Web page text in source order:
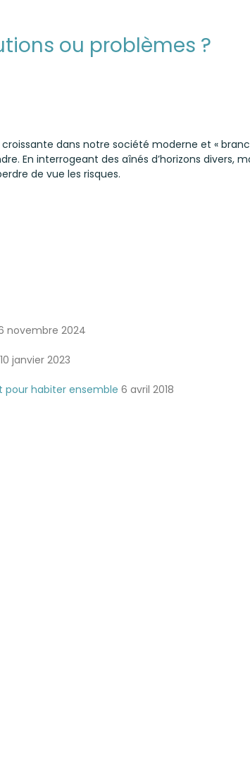
ou problèmes ?
dans notre société moderne et «
En interrogeant des aînés d’horizons
de vue les risques.
novembre 2024
10 janvier 2023
pour habiter ensemble 6 avril 2018